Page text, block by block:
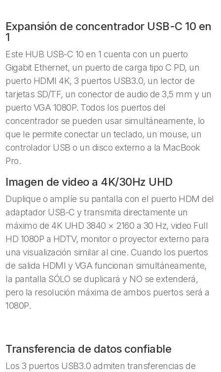
Expansión de concentrador USB-C 10 en
1
Este HUB USB-C 10 en 1 cuenta con un puerto
Gigabit Ethernet, un puerto de carga tipo C PD, un
puerto HDMI 4K, 3 puertos USB3.0, un lector de
tarjetas SD/TF, un conector de audio de 3,5 mm y un
puerto VGA 1080P. Todos los puertos del
concentrador se pueden usar simultáneamente, lo
que le permite conectar un teclado, un mouse, un
controlador USB o un disco externo a la MacBook
Pro.
Imagen de video a 4K/30Hz UHD
Duplique o amplíe su pantalla con el puerto HDM del
adaptador USB-C y transmita directamente un
máximo de 4K UHD 3840 × 2160 a 30 Hz, video Full
HD 1080P a HDTV, monitor o proyector externo para
una visualización similar al cine. Cuando los puertos
de salida HDMI y VGA funcionan simultáneamente,
la pantalla SÓLO se duplicará y NO se extenderá,
pero la resolución máxima de ambos puertos será a
1080P.
Transferencia de datos confiable
Los 3 puertos USB3.0 admiten transferencias de